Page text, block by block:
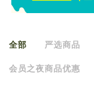
全部 严选商品
会员之夜商品优惠